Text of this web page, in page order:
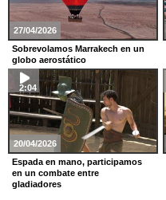
27/04/2026
Sobrevolamos Marrakech en un
globo aerostático
20/04/2026
2:04
Espada en mano, participamos
en un combate entre
gladiadores